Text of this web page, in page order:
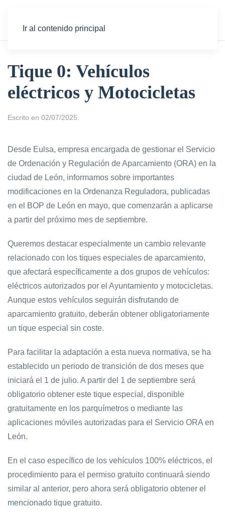
Ir al contenido principal
Tique 0: Vehículos
eléctricos y Motocicletas
Escrito en 02/07/2025
Desde Eulsa, empresa encargada de gestionar el Servicio
de Ordenación y Regulación de Aparcamiento (ORA) en la
ciudad de León, informamos sobre importantes
modificaciones en la Ordenanza Reguladora, publicadas
en el BOP de León en mayo, que comenzarán a aplicarse
a partir del próximo mes de septiembre.
Queremos destacar especialmente un cambio relevante
relacionado con los tiques especiales de aparcamiento,
que afectará específicamente a dos grupos de vehículos:
eléctricos autorizados por el Ayuntamiento y motocicletas.
Aunque estos vehículos seguirán disfrutando de
aparcamiento gratuito, deberán obtener obligatoriamente
un tique especial sin coste.
Para facilitar la adaptación a esta nueva normativa, se ha
establecido un periodo de transición de dos meses que
iniciará el 1 de julio. A partir del 1 de septiembre será
obligatorio obtener este tique especial, disponible
gratuitamente en los parquímetros o mediante las
aplicaciones móviles autorizadas para el Servicio ORA en
León.
En el caso específico de los vehículos 100% eléctricos, el
procedimiento para el permiso gratuito continuará siendo
similar al anterior, pero ahora será obligatorio obtener el
mencionado tique gratuito.